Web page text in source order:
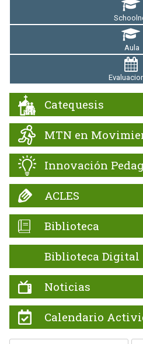
Aula
Catequesis
MTN en
Innovación
ACLES
Biblioteca
Biblioteca Digital
Noticias
Calendario